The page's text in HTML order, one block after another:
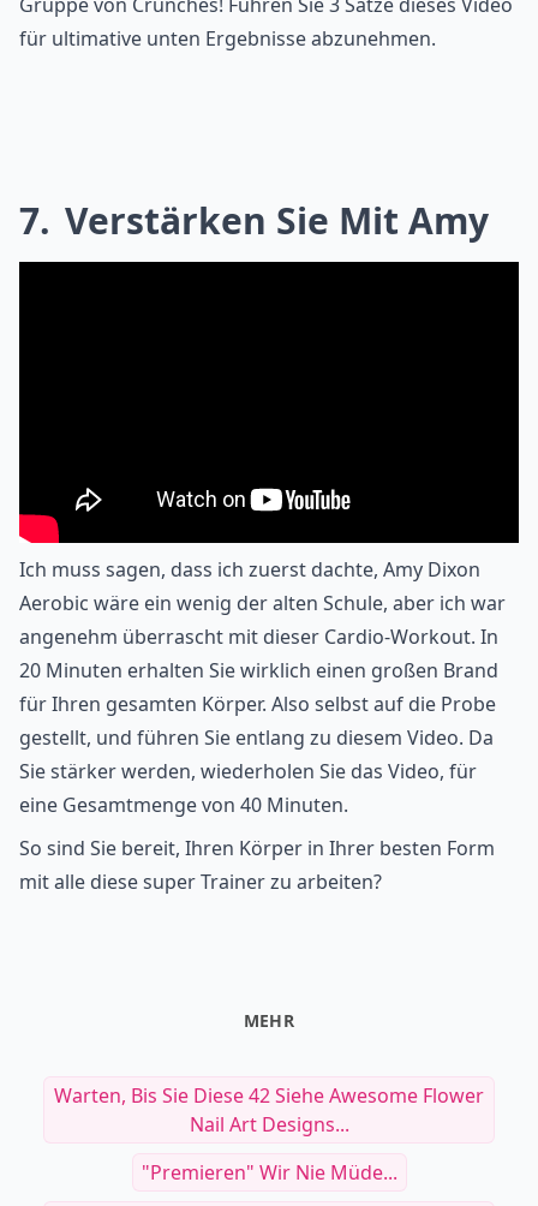
für ultimative unten Ergebnisse abzunehmen.
7 Verstärken Sie Mit Amy
Ich muss sagen, dass ich zuerst dachte, Amy Dixon
Aerobic wäre ein wenig der alten Schule, aber ich war
angenehm überrascht mit dieser Cardio-Workout. In
20 Minuten erhalten Sie wirklich einen großen Brand
für Ihren gesamten Körper. Also selbst auf die Probe
gestellt, und führen Sie entlang zu diesem Video. Da
Sie stärker werden, wiederholen Sie das Video, für
eine Gesamtmenge von 40 Minuten.
So sind Sie bereit, Ihren Körper in Ihrer besten Form
mit alle diese super Trainer zu arbeiten?
MEHR
Warten, Bis Sie Diese 42 Siehe Awesome Flower
Nail Art Designs...
"Premieren" Wir Nie Müde...